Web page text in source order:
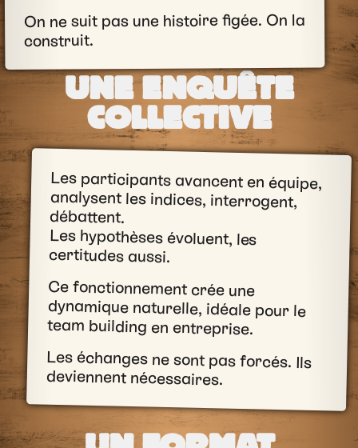
On ne suit pas une histoire figée. On la
construit.
UNE ENQUÊTE
COLLECTIVE
Les participants avancent en équipe,
analysent les indices, interrogent,
débattent.
Les hypothèses évoluent, les
certitudes aussi.
Ce fonctionnement crée une
dynamique naturelle, idéale pour le
team building en entreprise.
Les échanges ne sont pas forcés. Ils
deviennent nécessaires.